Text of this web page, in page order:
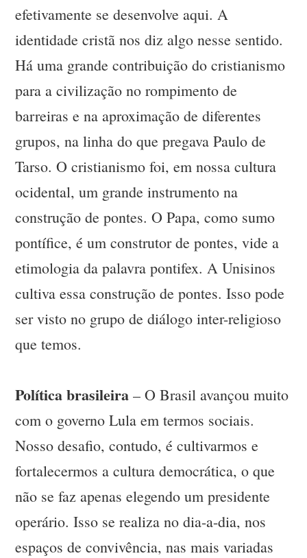
efetivamente se desenvolve aqui. A
identidade cristã nos diz algo nesse sentido.
Há uma grande contribuição do cristianismo
para a civilização no rompimento de
barreiras e na aproximação de diferentes
grupos, na linha do que pregava Paulo de
Tarso. O cristianismo foi, em nossa cultura
ocidental, um grande instrumento na
construção de pontes. O Papa, como sumo
pontífice, é um construtor de pontes, vide a
etimologia da palavra pontifex. A Unisinos
cultiva essa construção de pontes. Isso pode
ser visto no grupo de diálogo inter-religioso
que temos.
Política brasileira – O Brasil avançou muito
com o governo Lula em termos sociais.
Nosso desafio, contudo, é cultivarmos e
fortalecermos a cultura democrática, o que
não se faz apenas elegendo um presidente
operário. Isso se realiza no dia-a-dia, nos
espaços de convivência, nas mais variadas